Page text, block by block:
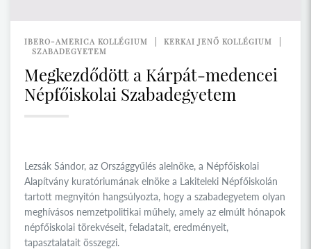
IBERO-AMERICA KOLLÉGIUM
KERKAI JENŐ KOLLÉGIUM
SZABADEGYETEM
Megkezdődött a Kárpát-medencei
Népfőiskolai Szabadegyetem
Lezsák Sándor, az Országgyűlés alelnöke, a Népfőiskolai
Alapítvány kuratóriumának elnöke a Lakiteleki Népfőiskolán
tartott megnyitón hangsúlyozta, hogy a szabadegyetem olyan
meghívásos nemzetpolitikai műhely, amely az elmúlt hónapok
népfőiskolai törekvéseit, feladatait, eredményeit,
tapasztalatait összegzi.